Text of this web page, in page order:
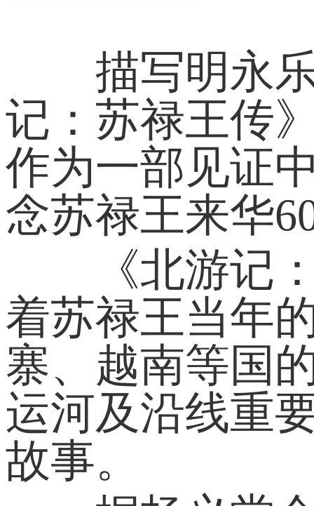
描写明永乐
记：苏禄王传
作为一部见证
念苏禄王来华
《北游记：
着苏禄王当年
寨、越南等国
运河及沿线重
故事。